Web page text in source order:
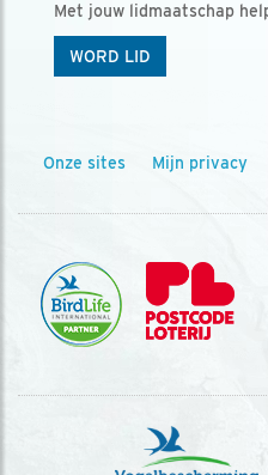
Met jouw lidmaatschap
WORD LID
Onze sites Mijn privacy